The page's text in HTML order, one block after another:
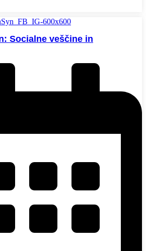
Socialne veščine in